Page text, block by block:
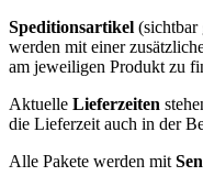
Speditionsartikel (sichtbar
werden mit einer
am jeweiligen Produkt zu
Aktuelle Lieferzeiten
die Lieferzeit auch in der
Alle Pakete werden mit